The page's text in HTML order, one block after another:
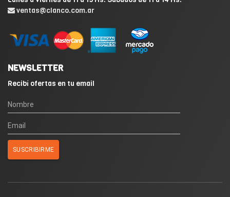
ventas@clanco.com.ar
NEWSLETTER
Recibí ofertas en tu email